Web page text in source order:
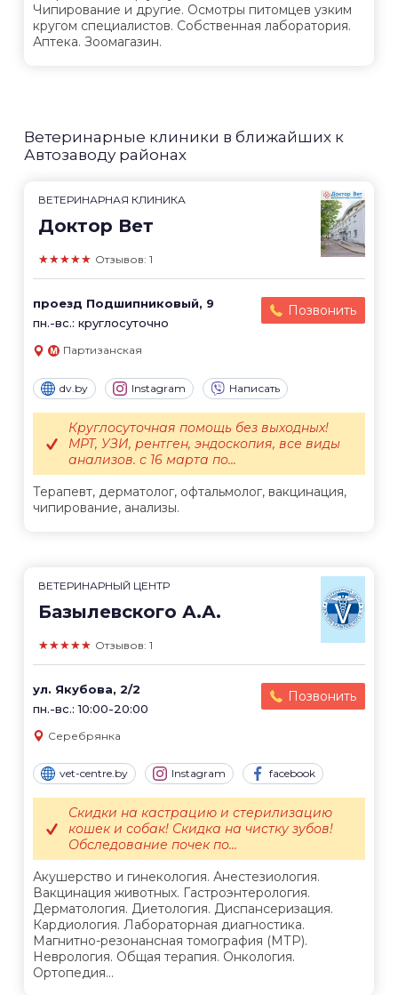
Чипирование и другие. Осмотры питомцев узким
кругом специалистов. Собственная лаборатория.
Аптека. Зоомагазин.
Ветеринарные клиники в ближайших к
Автозаводу районах
ВЕТЕРИНАРНАЯ КЛИНИКА
Доктор Вет
★★★★★ Отзывов: 1
проезд Подшипниковый, 9
пн.-вс.: круглосуточно
Позвонить
Партизанская
dv.by Instagram Написать
Терапевт, дерматолог, офтальмолог, вакцинация,
чипирование, анализы.
Круглосуточная помощь без выходных!
МРТ, УЗИ, рентген, эндоскопия, все виды
анализов. с 16 марта по...
ВЕТЕРИНАРНЫЙ ЦЕНТР
Базылевского А.А.
★★★★★ Отзывов: 1
ул. Якубова, 2/2
пн.-вс.: 10:00-20:00
Позвонить
Серебрянка
vet-centre.by Instagram facebook
Акушерство и гинекология. Анестезиология.
Вакцинация животных. Гастроэнтерология.
Дерматология. Диетология. Диспансеризация.
Кардиология. Лабораторная диагностика.
Магнитно-резонансная томография (МТР).
Неврология. Общая терапия. Онкология.
Ортопедия...
Скидки на кастрацию и стерилизацию
кошек и собак! Скидка на чистку зубов!
Обследование почек по...